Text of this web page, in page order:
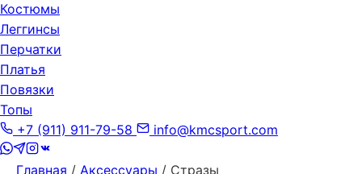
Костюмы
Леггинсы
Перчатки
Платья
Повязки
Топы
+7 (911) 911-79-58
info@kmcsport.com
Главная / Аксессуары / Стразы